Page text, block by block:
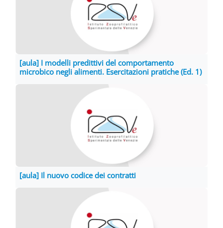
[aula] I modelli predittivi del comportamento
microbico negli alimenti. Esercitazioni pratiche (Ed. 1)
[aula] Il nuovo codice dei contratti